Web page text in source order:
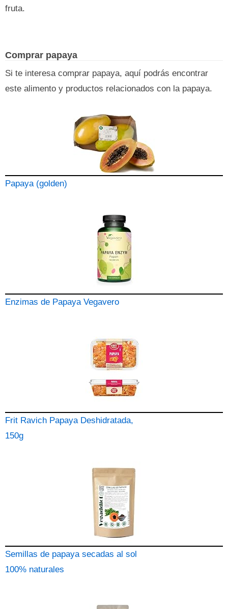
fruta.
Comprar papaya
Si te interesa comprar papaya, aquí podrás encontrar
este alimento y productos relacionados con la papaya.
Papaya (golden)
Enzimas de Papaya Vegavero
Frit Ravich Papaya Deshidratada,
150g
Semillas de papaya secadas al sol
100% naturales